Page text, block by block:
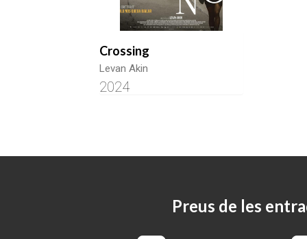
Crossing
Levan Akin
2024
Preus de les